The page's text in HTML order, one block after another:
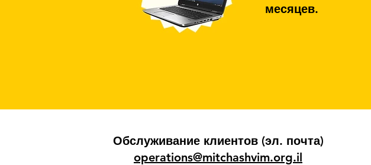
месяцев.
Обслуживание клиентов (эл. почта)
operations@mitchashvim.org.il